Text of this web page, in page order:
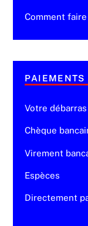
Comment
PAIEMENTS
Votre
Chèque
Virement
Espèces
Directement